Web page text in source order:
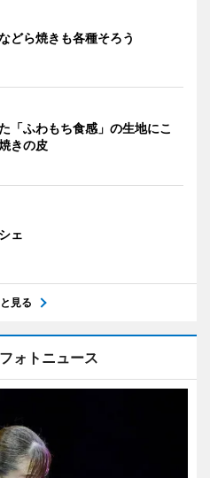
どら焼きも各種そろう
「ふわもち食感」の生地にこ
きの皮
ェ
見る
ォトニュース